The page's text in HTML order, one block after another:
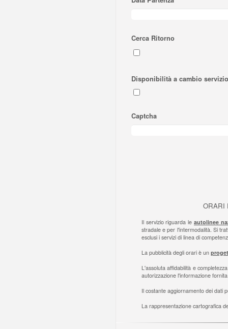
Cerca Ritorno
Disponibilità a cambio servizio
Captcha
ORARI
Il servizio riguarda le autolinee
stradale e per l'intermodalità. Si
esclusi i servizi di linea di
La pubblicità degli orari è un
L'assoluta affidabilità e
autorizzazione l'informazione
Il costante aggiornamento dei dati
La rappresentazione cartografica